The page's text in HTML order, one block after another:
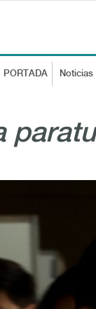
PORTADA Noticias